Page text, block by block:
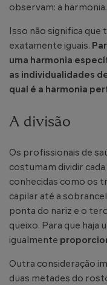
observam: a harmonia.
Isso não significa que
exatamente iguais.
uma harmonia
as individualidades
qual é a harmonia
A divisão
Os profissionais de
costumam dividir
conhecidas como os
capilar até a
ponta do nariz e o
queixo. Para que haja
igualmente
Outra consideração
duas metades do